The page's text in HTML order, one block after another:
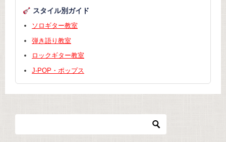
スタイル別ガイド
ソロギター教室
弾き語り教室
ロックギター教室
J-POP・ポップス